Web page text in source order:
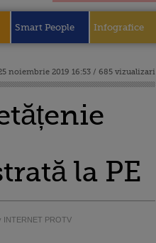
Smart People Infografice
noiembrie 2019 16:53 / 685 vizualizari
la PE
INTERNET PROTV